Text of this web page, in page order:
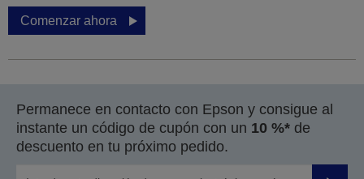
Comenzar ahora
Permanece en contacto con Epson y consigue al
instante un código de cupón con un 10 %* de
descuento en tu próximo pedido.